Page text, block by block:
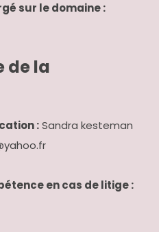
sur le domaine :
de la
:Sandra kesteman
en cas de litige :